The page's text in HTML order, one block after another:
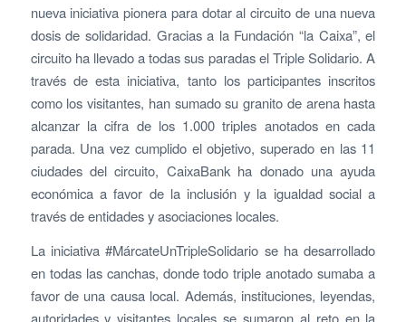
nueva iniciativa pionera para dotar al circuito de una nueva
dosis de solidaridad. Gracias a la Fundación “la Caixa”, el
circuito ha llevado a todas sus paradas el Triple Solidario. A
través de esta iniciativa, tanto los participantes inscritos
como los visitantes, han sumado su granito de arena hasta
alcanzar la cifra de los 1.000 triples anotados en cada
parada. Una vez cumplido el objetivo, superado en las 11
ciudades del circuito, CaixaBank ha donado una ayuda
económica a favor de la inclusión y la igualdad social a
través de entidades y asociaciones locales.
La iniciativa #MárcateUnTripleSolidario se ha desarrollado
en todas las canchas, donde todo triple anotado sumaba a
favor de una causa local. Además, instituciones, leyendas,
autoridades y visitantes locales se sumaron al reto en la